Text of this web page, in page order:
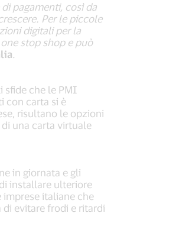
pagamenti, così da
Per le piccole
digitali per la
stop shop e può
.
sfide che le PMI
con carta si è
risultano le opzioni
una carta virtuale
in giornata e gli
installare ulteriore
imprese italiane che
evitare frodi e ritardi